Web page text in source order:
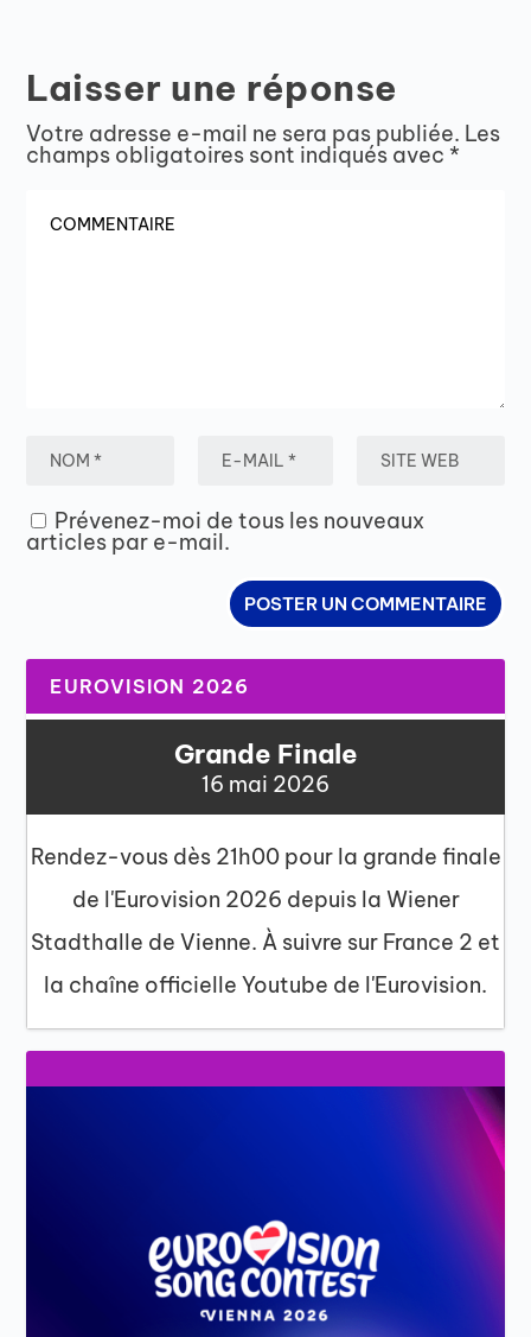
Laisser une réponse
Votre adresse e-mail ne sera pas publiée. Les
champs obligatoires sont indiqués avec *
Prévenez-moi de tous les nouveaux
articles par e-mail.
EUROVISION 2026
Grande Finale
16 mai 2026
Rendez-vous dès 21h00 pour la grande finale
de l'Eurovision 2026 depuis la Wiener
Stadthalle de Vienne. À suivre sur France 2 et
la chaîne officielle Youtube de l'Eurovision.